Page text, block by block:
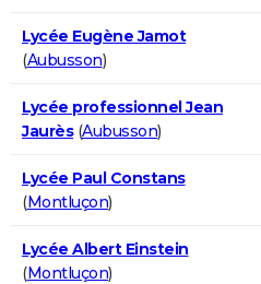
Lycée Eugène Jamot
(Aubusson)
Lycée professionnel Jean
Jaurès(Aubusson)
Lycée Paul Constans
(Montluçon)
Lycée Albert Einstein
(Montluçon)